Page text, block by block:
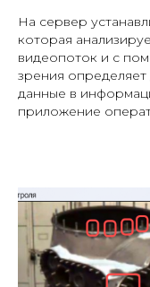
На сервер
которая
видеопоток и с
зрения
данные в
приложение